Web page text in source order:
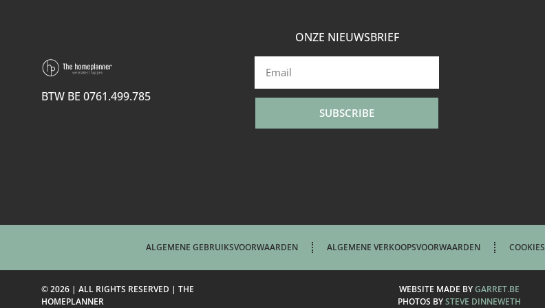
BTW BE 0761.499.785
ONZE NIEUWSBRIEF
SUBSCRIBE
ALGEMENE GEBRUIKSVOORWAARDEN ALGEMENE VERKOOPSVOORWAARDEN COOKIES
© 2026 | ALL RIGHTS RESERVED | THE
HOMEPLANNER
WEBSITE MADE BYGARRET.BE
PHOTOS BYSTEVE DINNEWETH